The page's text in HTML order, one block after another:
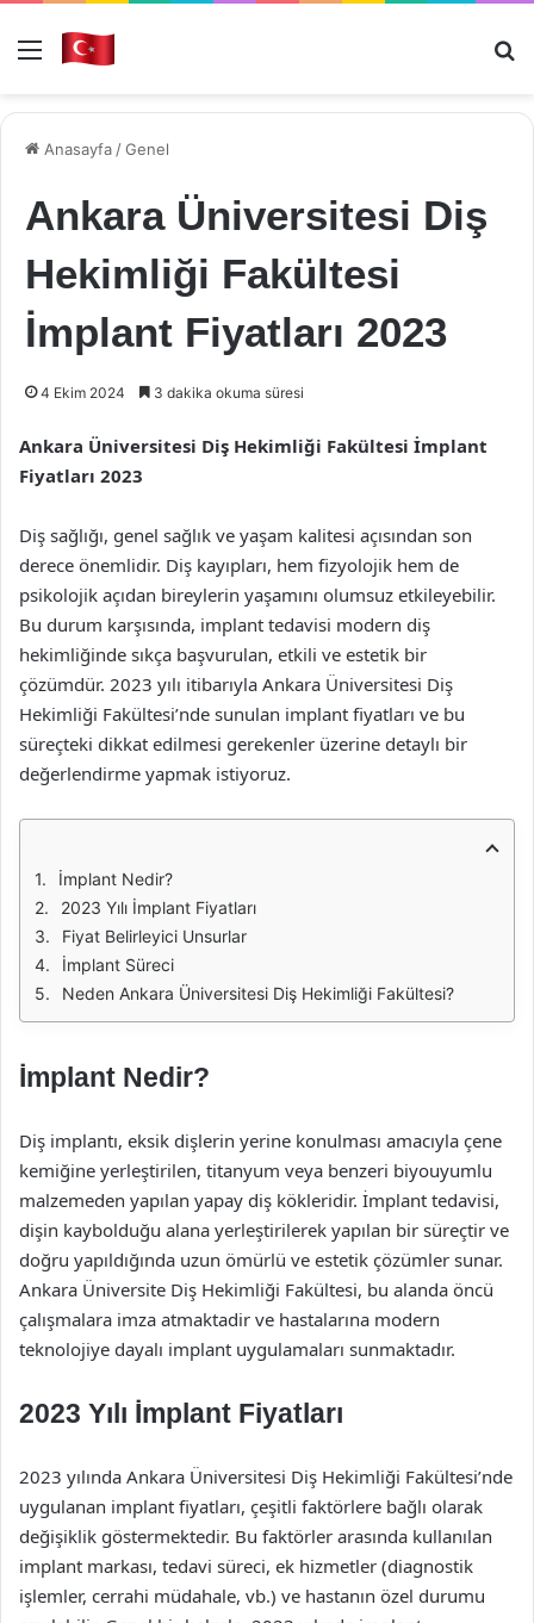
Menü
Anasayfa /Genel
Ankara Üniversitesi Diş
Hekimliği Fakültesi
İmplant Fiyatları 2023
4 Ekim 2024 3 dakika okuma süresi
Ankara Üniversitesi Diş Hekimliği Fakültesi İmplant
Fiyatları 2023
Diş sağlığı, genel sağlık ve yaşam kalitesi açısından son
derece önemlidir. Diş kayıpları, hem fizyolojik hem de
psikolojik açıdan bireylerin yaşamını olumsuz etkileyebilir.
Bu durum karşısında, implant tedavisi modern diş
hekimliğinde sıkça başvurulan, etkili ve estetik bir
çözümdür. 2023 yılı itibarıyla Ankara Üniversitesi Diş
Hekimliği Fakültesi’nde sunulan implant fiyatları ve bu
süreçteki dikkat edilmesi gerekenler üzerine detaylı bir
değerlendirme yapmak istiyoruz.
İmplant Nedir?
2023 Yılı İmplant Fiyatları
Fiyat Belirleyici Unsurlar
İmplant Süreci
Neden Ankara Üniversitesi Diş Hekimliği Fakültesi?
İmplant Nedir?
Diş implantı, eksik dişlerin yerine konulması amacıyla çene
kemiğine yerleştirilen, titanyum veya benzeri biyouyumlu
malzemeden yapılan yapay diş kökleridir. İmplant tedavisi,
dişin kaybolduğu alana yerleştirilerek yapılan bir süreçtir ve
doğru yapıldığında uzun ömürlü ve estetik çözümler sunar.
Ankara Üniversite Diş Hekimliği Fakültesi, bu alanda öncü
çalışmalara imza atmaktadir ve hastalarına modern
teknolojiye dayalı implant uygulamaları sunmaktadır.
2023 Yılı İmplant Fiyatları
2023 yılında Ankara Üniversitesi Diş Hekimliği Fakültesi’nde
uygulanan implant fiyatları, çeşitli faktörlere bağlı olarak
değişiklik göstermektedir. Bu faktörler arasında kullanılan
implant markası, tedavi süreci, ek hizmetler (diagnostik
işlemler, cerrahi müdahale, vb.) ve hastanın özel durumu